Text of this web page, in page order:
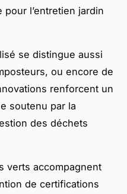
l’entretien jardin
se distingue aussi
ou encore de
renforcent un
soutenu par la
des déchets
verts accompagnent
de certifications